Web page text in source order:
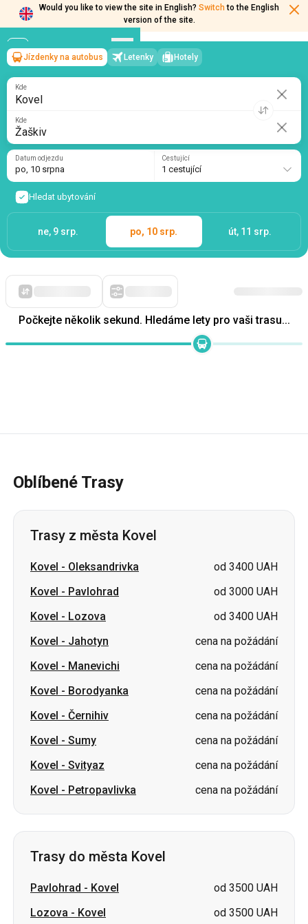
Would you like to view the site in English? Switch to the English
version of the site.
Kovel
Jízdenky na autobus Letenky Hotely
Kde
Datum odjezdu
po, 10 srpna
Hledat ubytování
Počkejte několik sekund. Hledáme lety pro vaši trasu...
Oblíbené Trasy
Trasy z města Kovel
Kovel - Oleksandrivka
od 3400 UAH
Kovel - Pavlohrad
od 3000 UAH
Kovel - Lozova
od 3400 UAH
Kovel - Jahotyn
cena na požádání
Kovel - Manevichi
cena na požádání
Kovel - Borodyanka
cena na požádání
Kovel - Černihiv
cena na požádání
Kovel - Sumy
cena na požádání
Kovel - Svityaz
cena na požádání
Kovel - Petropavlivka cena na požádání
Trasy do města Kovel
Pavlohrad - Kovel
od 3500 UAH
Lozova - Kovel
od 3500 UAH